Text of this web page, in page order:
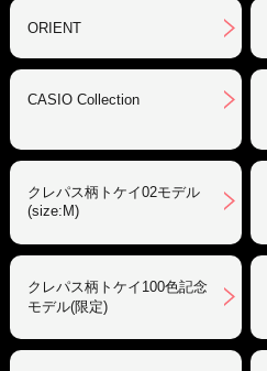
ORIENT
CASIO Collection
クレパス柄トケイ02モデル
(size:M)
クレパス柄トケイ100色記念
モデル(限定)